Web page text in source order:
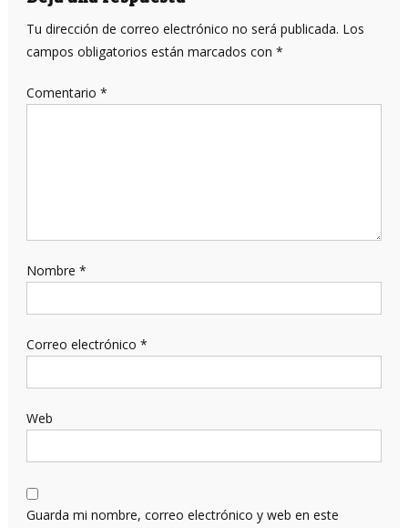
Tu dirección de correo electrónico no será publicada. Los
campos obligatorios están marcados con *
Comentario *
Nombre *
Correo electrónico *
Web
Guarda mi nombre, correo electrónico y web en este